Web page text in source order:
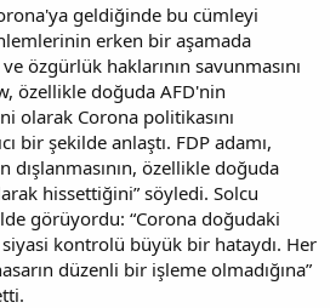
geldiğinde bu cümleyi
erken bir aşamada
özgürlük haklarının savunmasını
özellikle doğuda AFD'nin
olarak Corona politikasını
bir şekilde anlaştı. FDP adamı,
dışlanmasının, özellikle doğuda
hissettiğini” söyledi. Solcu
görüyordu: “Corona doğudaki
kontrolü büyük bir hataydı. Her
düzenli bir işleme olmadığına”